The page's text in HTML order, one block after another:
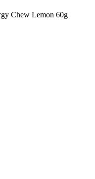
Chew Lemon 60g